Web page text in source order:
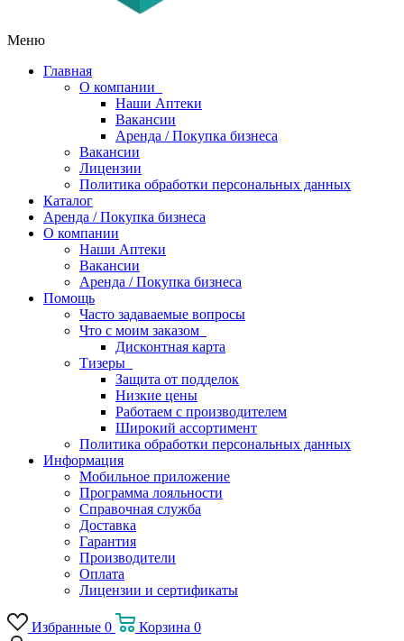
Меню
Главная
О компании
Наши Аптеки
Вакансии
Аренда / Покупка бизнеса
Вакансии
Лицензии
Политика обработки персональных данных
Каталог
Аренда / Покупка бизнеса
О компании
Наши Аптеки
Вакансии
Аренда / Покупка бизнеса
Помощь
Часто задаваемые вопросы
Что с моим заказом
Дисконтная карта
Тизеры
Защита от подделок
Низкие цены
Работаем с производителем
Широкий ассортимент
Политика обработки персональных данных
Информация
Мобильное приложение
Программа лояльности
Справочная служба
Доставка
Гарантия
Производители
Оплата
Лицензии и сертификаты
Избранные 0 Корзина 0